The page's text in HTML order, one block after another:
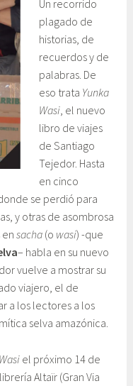
Un recorrido
plagado de
historias, de
recuerdos y de
palabras. De
eso trata Yunka
Wasi, el nuevo
libro de viajes
de Santiago
Tejedor. Hasta
en cinco
se perdió para
y otras de asombrosa
ensacha (o wasi) -que
– habla en su nuevo
vuelve a mostrar su
viajero, el de
a los lectores a los
selva amazónica.
el próximo 14 de
Altaïr (Gran Via